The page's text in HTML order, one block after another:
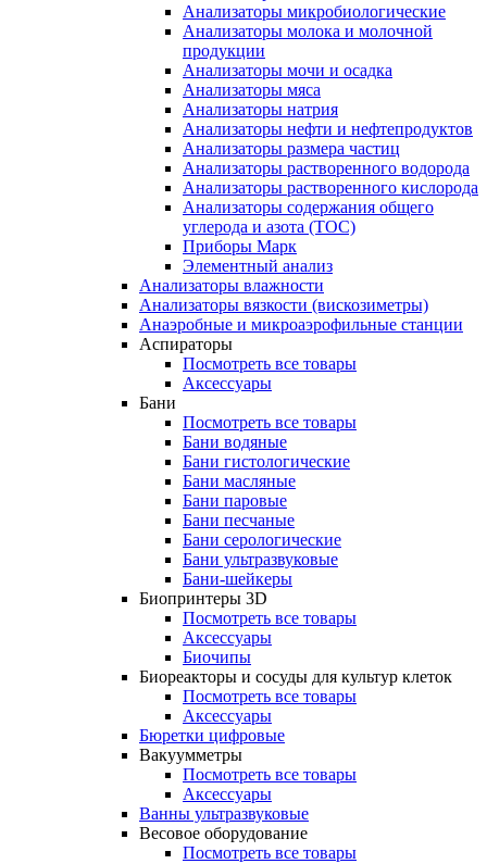
Анализаторы микробиологические
Анализаторы молока и молочной
продукции
Анализаторы мочи и осадка
Анализаторы мяса
Анализаторы натрия
Анализаторы нефти и нефтепродуктов
Анализаторы размера частиц
Анализаторы растворенного водорода
Анализаторы растворенного кислорода
Анализаторы содержания общего
углерода и азота (ТОС)
Приборы Марк
Элементный анализ
Анализаторы влажности
Анализаторы вязкости (вискозиметры)
Анаэробные и микроаэрофильные станции
Аспираторы
Посмотреть все товары
Аксессуары
Бани
Посмотреть все товары
Бани водяные
Бани гистологические
Бани масляные
Бани паровые
Бани песчаные
Бани серологические
Бани ультразвуковые
Бани-шейкеры
Биопринтеры 3D
Посмотреть все товары
Аксессуары
Биочипы
Биореакторы и сосуды для культур клеток
Посмотреть все товары
Аксессуары
Бюретки цифровые
Вакуумметры
Посмотреть все товары
Аксессуары
Ванны ультразвуковые
Весовое оборудование
Посмотреть все товары